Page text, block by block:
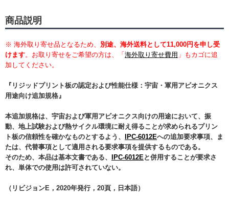
商品説明
※ 海外取り寄せ品となるため、 別途、海外送料として11,000円を申し受
けます。お取り寄せをご希望の方は、「 海外取り寄せ費用 」もカゴに追
加してください。
『リジッドプリント板の認定および性能仕様：宇宙・軍用アビオニクス
用途向け追加規格』
本追加規格は、宇宙および軍用アビオニクス向けの用途において、振
動、地上試験および熱サイクル環境に耐え得ることが求められるプリン
ト板の信頼性を確かなものとするよう、
IPC-6012Eへの追加要求事項、ま
たは、代替事項として適用される要求事項を提供するものである。
そのため、本品は基本文書である、
IPC-6012Eと併用することが要求さ
れ、単体での使用は許可されていない。
（リビジョンE，2020年発行，20頁，日本語）